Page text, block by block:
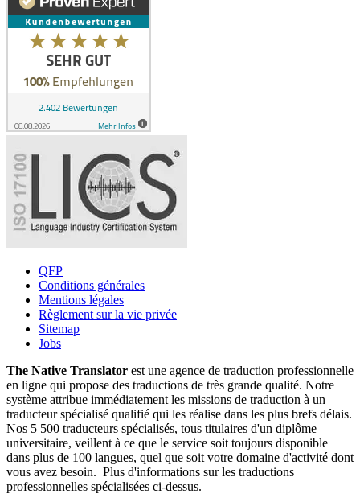
QFP
Conditions générales
Mentions légales
Règlement sur la vie privée
Sitemap
Jobs
The Native Translator est une agence de traduction professionnelle
en ligne qui propose des traductions de très grande qualité. Notre
système attribue immédiatement les missions de traduction à un
traducteur spécialisé qualifié qui les réalise dans les plus brefs délais.
Nos 5 500 traducteurs spécialisés, tous titulaires d'un diplôme
universitaire, veillent à ce que le service soit toujours disponible
dans plus de 100 langues, quel que soit votre domaine d'activité dont
vous avez besoin. Plus d'informations sur les traductions
professionnelles spécialisées ci-dessus.